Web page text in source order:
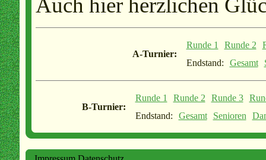
Auch hier herzlichen
A-Turnier:
Runde 1 Runde 2
Endstand:
Gesamt
B-Turnier:
Runde 1 Runde 2 Runde 3
Endstand:
Gesamt Senioren